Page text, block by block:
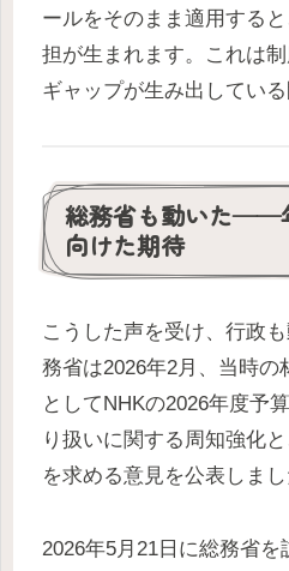
ールをそのまま適用する
担が生まれます。これは
ギャップが生み出している
総務省も動いた——
向けた期待
こうした声を受け、行政
務省は2026年2月、当時の
としてNHKの2026年度予
り扱いに関する周知強化
を求める意見を公表しまし
2026年5月21日に総務省を